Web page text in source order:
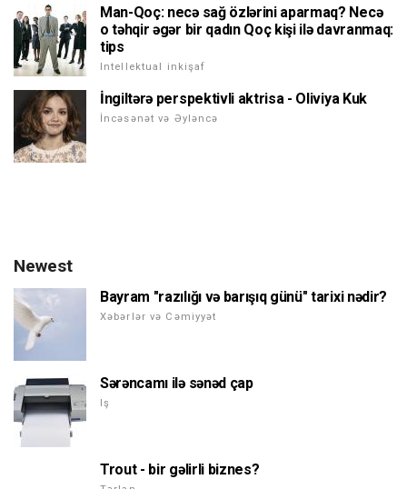
Man-Qoç: necə sağ özlərini aparmaq? Necə
o təhqir əgər bir qadın Qoç kişi ilə davranmaq:
tips
Intellektual inkişaf
İngiltərə perspektivli aktrisa - Oliviya Kuk
İncəsənət və Əyləncə
Newest
Bayram "razılığı və barışıq günü" tarixi nədir?
Xəbərlər və Cəmiyyət
Sərəncamı ilə sənəd çap
Iş
Trout - bir gəlirli biznes?